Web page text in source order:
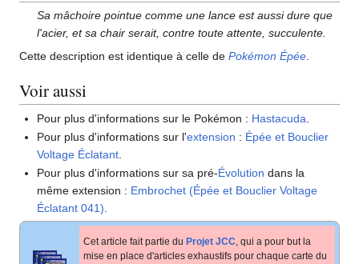
Sa mâchoire pointue comme une lance est aussi dure que
l'acier, et sa chair serait, contre toute attente, succulente.
Cette description est identique à celle de Pokémon Épée.
Voir aussi
Pour plus d'informations sur le Pokémon : Hastacuda
Pour plus d'informations sur l'extension : Épée et Bouclier
Voltage Éclatant
Pour plus d'informations sur sa pré-Évolution dans la
même extension : Embrochet (Épée et Bouclier Voltage
Éclatant 041).
Cet article fait partie du Projet JCC, qui a pour but la
mise en place d'articles exhaustifs pour chaque carte du